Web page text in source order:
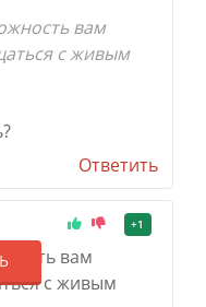
вам
с живым
Ответить
+1
вам
с живым